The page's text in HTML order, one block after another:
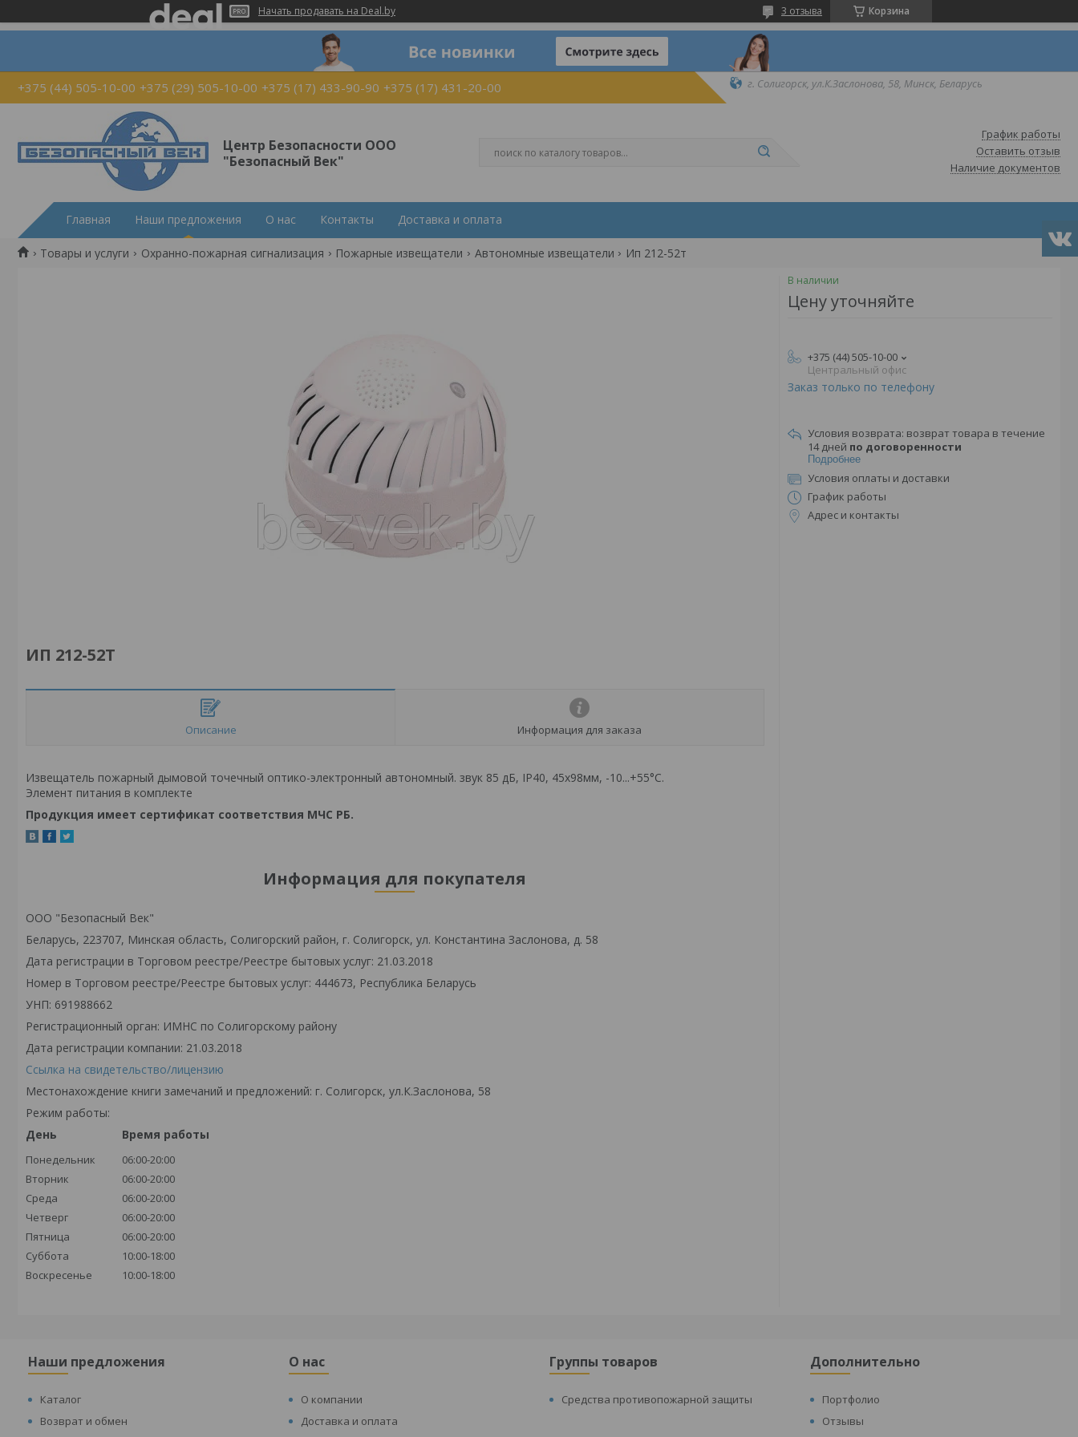
Начать продавать на Deal.by Корзина
3 отзыва
+375 (44) 505-10-00 +375 (29) 505-10-00 +375 (17) 433-90-90 +375 (17) 431-20-00 г. Солигорск, ул.К.Заслонова, 58, Минск, Беларусь
Центр Безопасности ООО
"Безопасный Век"
График работы
Оставить отзыв
Наличие документов
Главная Наши предложения О нас Контакты Доставка и оплата
Товары и услуги Охранно-пожарная сигнализация Пожарные извещатели Автономные извещатели Ип 212-52т
ИП 212-52Т
Описание Информация для заказа
Извещатель пожарный дымовой точечный оптико-электронный автономный. звук 85 дБ, IP40, 45х98мм, -10...+55°С.
Элемент питания в комплекте
Продукция имеет сертификат соответствия МЧС РБ.
Информация для покупателя
ООО "Безопасный Век"
Беларусь, 223707, Минская область, Солигорский район, г. Солигорск, ул. Константина Заслонова, д. 58
Дата регистрации в Торговом реестре/Реестре бытовых услуг: 21.03.2018
Номер в Торговом реестре/Реестре бытовых услуг: 444673, Республика Беларусь
УНП: 691988662
Регистрационный орган: ИМНС по Солигорскому району
Дата регистрации компании: 21.03.2018
Ссылка на свидетельство/лицензию
Местонахождение книги замечаний и предложений: г. Солигорск, ул.К.Заслонова, 58
Режим работы:
День
Время работы
Понедельник
06:00-20:00
Вторник
06:00-20:00
Среда
06:00-20:00
Четверг
06:00-20:00
Пятница
06:00-20:00
Суббота
10:00-18:00
Воскресенье
10:00-18:00
В наличии
Цену уточняйте
+375 (44) 505-10-00
Центральный офис
Заказ только по телефону
возврат товара в течение
14 дней по договоренности
Подробнее
Условия оплаты и доставки
График работы
Адрес и контакты
Наши предложения
Каталог
Возврат и обмен
О нас
О компании
Доставка и оплата
Группы товаров
Средства противопожарной защиты
Дополнительно
Портфолио
Отзывы